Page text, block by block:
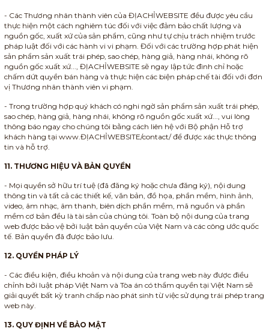
- Các Thương nhân thành viên của ĐỊACHỈWEBSITE đều được yêu cầu
thực hiện một cách nghiêm túc đối với việc đảm bảo chất lượng và
nguồn gốc, xuất xứ của sản phẩm, cũng như tự chịu trách nhiệm trước
pháp luật đối với các hành vi vi phạm. Đối với các trường hợp phát hiện
sản phẩm sản xuất trái phép, sao chép, hàng giả, hàng nhái, không rõ
nguồn gốc xuất xứ..., ĐỊACHỈWEBSITE sẽ ngay lập tức đình chỉ hoặc
chấm dứt quyền bán hàng và thực hiện các biện pháp chế tài đối với đơn
vị Thương nhân thành viên vi phạm.
- Trong trường hợp quý khách có nghi ngờ sản phẩm sản xuất trái phép,
sao chép, hàng giả, hàng nhái, không rõ nguồn gốc xuất xứ..., vui lòng
thông báo ngay cho chúng tôi bằng cách liên hệ với Bộ phận Hỗ trợ
khách hàng tại www.ĐỊACHỈWEBSITE/contact/ để được xác thực thông
tin và hỗ trợ.
11. THƯƠNG HIỆU VÀ BẢN QUYỀN
- Mọi quyền sở hữu trí tuệ (đã đăng ký hoặc chưa đăng ký), nội dung
thông tin và tất cả các thiết kế, văn bản, đồ họa, phần mềm, hình ảnh,
video, âm nhạc, âm thanh, biên dịch phần mềm, mã nguồn và phần
mềm cơ bản đều là tài sản của chúng tôi. Toàn bộ nội dung của trang
web được bảo vệ bởi luật bản quyền của Việt Nam và các công ước quốc
tế. Bản quyền đã được bảo lưu.
12. QUYỀN PHÁP LÝ
- Các điều kiện, điều khoản và nội dung của trang web này được điều
chỉnh bởi luật pháp Việt Nam và Tòa án có thẩm quyền tại Việt Nam sẽ
giải quyết bất kỳ tranh chấp nào phát sinh từ việc sử dụng trái phép trang
web này.
13. QUY ĐỊNH VỀ BẢO MẬT